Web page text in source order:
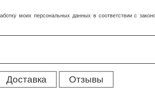
моих персональных данных в соответствии с
Доставка Отзывы